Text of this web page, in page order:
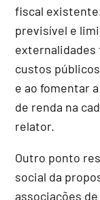
fiscal
previsível e
externalidades
custos
e ao fomentar
de renda na
relator.
Outro ponto
social da
associações